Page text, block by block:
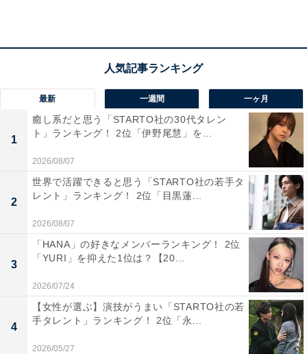
「彫りの深い整った顔立ちと華やかなオーラが印象
的で、一目見ただけで強い存在感を感じさせます。
目力のある大きな瞳やシャープなフェイスラインは
もちろん、年齢を重ねるごとに大人の魅力も増して
おり、上品さと色気を兼ね備えています」（20代女
性／福井県）
最新 一週間 一ヶ月
1
癒し系だと思う「STARTO社の30代タレン
ト」ランキング！ 2位「伊野尾慧」を...
2026/08/07
2
世界で活躍できると思う「STARTO社の若手タ
レント」ランキング！ 2位「目黒蓮...
2026/08/07
3
「HANA」の好きなメンバーランキング！ 2位
「YURI」を抑えた1位は？【20...
2026/07/24
4
【女性が選ぶ】演技がうまい「STARTO社の若
手タレント」ランキング！ 2位「永...
2026/05/27